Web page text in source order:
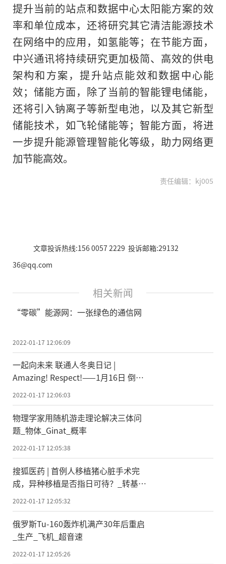
提升当前的站点和数据中心太阳能方案的效
率和单位成本，还将研究其它清洁能源技术
在网络中的应用，如氢能等；在节能方面，
中兴通讯将持续研究更加极简、高效的供电
架构和方案，提升站点能效和数据中心能
效；储能方面，除了当前的智能锂电储能，
还将引入钠离子等新型电池，以及其它新型
储能技术，如飞轮储能等；智能方面，将进
一步提升能源管理智能化等级，助力网络更
加节能高效。
责任编辑：kj005
文章投诉热线:156 0057 2229 投诉邮箱:29132
36@qq.com
相关新闻
“零碳”能源网：一张绿色的通信网
2022-01-17 12:06:09
一起向未来 联通人冬奥日记 |
Amazing! Respect!——1月16日 倒计
时19天
2022-01-17 12:06:03
物理学家用随机游走理论解决三体问
题_物体_Ginat_概率
2022-01-17 12:05:38
搜狐医药 | 首例人移植猪心脏手术完
成，异种移植是否指日可待？_转基因
_器官_人类
2022-01-17 12:05:32
俄罗斯Tu-160轰炸机满产30年后重启
_生产_飞机_超音速
2022-01-17 12:05:26